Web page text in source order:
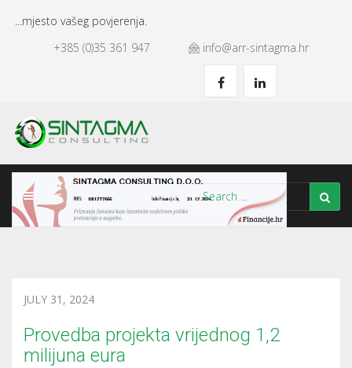
...mjesto vašeg povjerenja.
+385 (0)35 361 947
info@arr-sintagma.hr
JULY 31, 2024
Provedba projekta vrijednog 1,2
milijuna eura